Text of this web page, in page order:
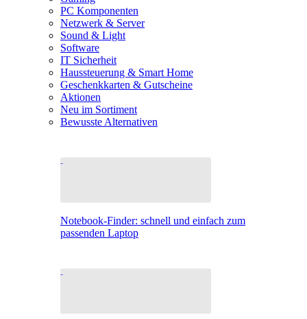
PC Komponenten
Netzwerk & Server
Sound & Light
Software
IT Sicherheit
Haussteuerung & Smart Home
Geschenkkarten & Gutscheine
Aktionen
Neu im Sortiment
Bewusste Alternativen
Notebook-Finder: schnell und einfach zum
passenden Laptop